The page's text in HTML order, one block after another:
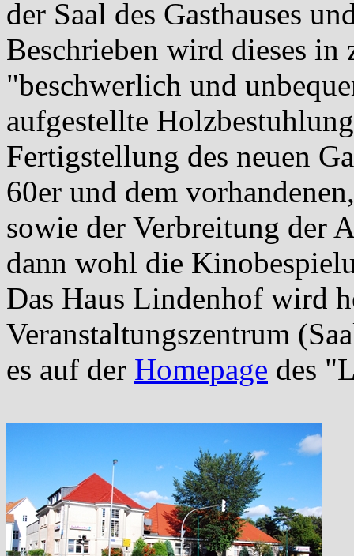
der Saal des Gasthauses
Beschrieben wird dieses in
"beschwerlich und
aufgestellte
Fertigstellung des neuen
60er und dem
sowie der Verbreitung der
dann wohl die
Das Haus Lindenhof wird
Veranstaltungszentrum
es auf der Homepage des